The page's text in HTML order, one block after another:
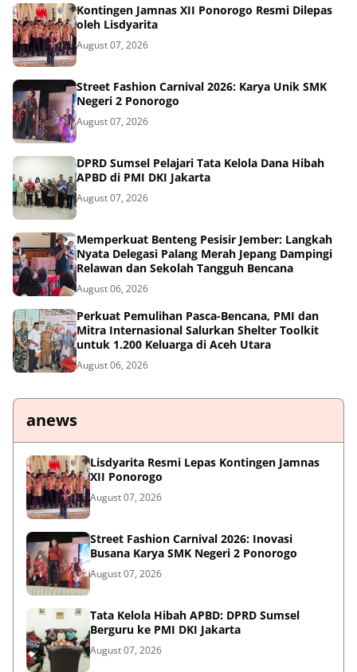
Kontingen Jamnas XII Ponorogo Resmi Dilepas
oleh Lisdyarita
August 07, 2026
Street Fashion Carnival 2026: Karya Unik SMK
Negeri 2 Ponorogo
August 07, 2026
DPRD Sumsel Pelajari Tata Kelola Dana Hibah
APBD di PMI DKI Jakarta
August 07, 2026
Memperkuat Benteng Pesisir Jember: Langkah
Nyata Delegasi Palang Merah Jepang Dampingi
Relawan dan Sekolah Tangguh Bencana
August 06, 2026
Perkuat Pemulihan Pasca-Bencana, PMI dan
Mitra Internasional Salurkan Shelter Toolkit
untuk 1.200 Keluarga di Aceh Utara
August 06, 2026
anews
Lisdyarita Resmi Lepas Kontingen Jamnas
XII Ponorogo
August 07, 2026
Street Fashion Carnival 2026: Inovasi
Busana Karya SMK Negeri 2 Ponorogo
August 07, 2026
Tata Kelola Hibah APBD: DPRD Sumsel
Berguru ke PMI DKI Jakarta
August 07, 2026